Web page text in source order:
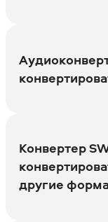
Конвертер
другие